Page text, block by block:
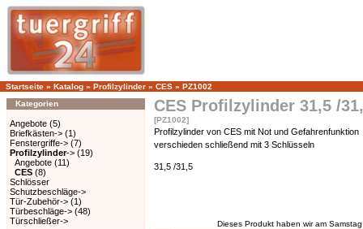
Startseite » Katalog » Profilzylinder » CES » PZ1002
Kategorien
Angebote (5)
Briefkästen-> (1)
Fenstergriffe-> (7)
Profilzylinder-> (19)
Angebote (11)
CES (8)
Schlösser
Schutzbeschläge->
Tür-Zubehör-> (1)
Türbeschläge-> (48)
Türschließer->
CES Profilzylinder 31,5 /
[PZ1002]
Profilzylinder von CES mit Not und Gefahrenfunktion
verschieden schließend mit 3 Schlüsseln
31,5 /31,5
Dieses Produkt haben wir am